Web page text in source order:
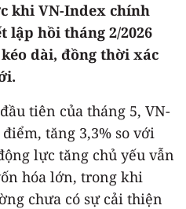
khi VN-Index chính
hồi tháng 2/2026
dài, đồng thời xác
tiên của tháng 5, VN-
tăng 3,3% so với
lực tăng chủ yếu vẫn
hóa lớn, trong khi
chưa có sự cải thiện